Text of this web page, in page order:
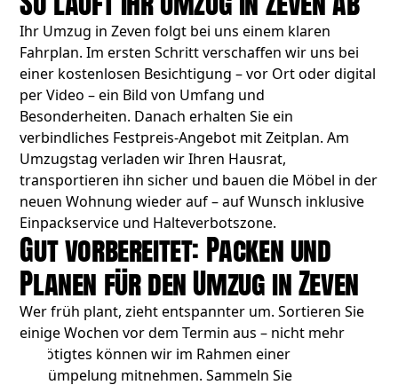
Ihr Umzug in Zeven folgt bei uns einem klaren
Fahrplan. Im ersten Schritt verschaffen wir uns bei
einer kostenlosen Besichtigung – vor Ort oder digital
per Video – ein Bild von Umfang und
Besonderheiten. Danach erhalten Sie ein
verbindliches Festpreis-Angebot mit Zeitplan. Am
Umzugstag verladen wir Ihren Hausrat,
transportieren ihn sicher und bauen die Möbel in der
neuen Wohnung wieder auf – auf Wunsch inklusive
Einpackservice und Halteverbotszone.
Gut vorbereitet: Packen und
Planen für den Umzug in Zeven
Wer früh plant, zieht entspannter um. Sortieren Sie
einige Wochen vor dem Termin aus – nicht mehr
Benötigtes können wir im Rahmen einer
Entrümpelung mitnehmen. Sammeln Sie